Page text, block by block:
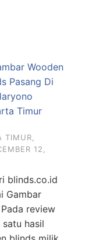
TIMUR
12,
blinds.co.id
Gambar
review
hasil